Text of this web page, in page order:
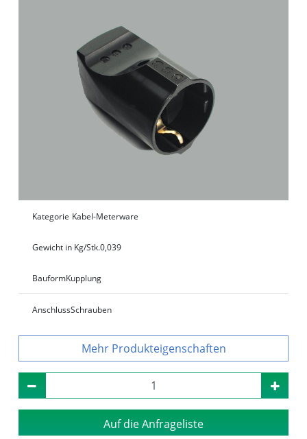
Kategorie Kabel-Meterware
Gewicht in Kg/Stk.0,039
BauformKupplung
AnschlussSchrauben
Produkteigenschaften
Auf die Anfrageliste